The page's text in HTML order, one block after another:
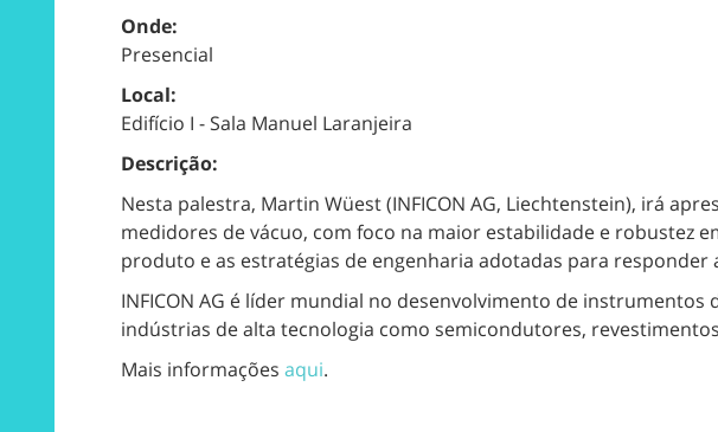
Onde:
Presencial
Local:
Edifício I - Sala Manuel Laranjeira
Descrição:
Nesta palestra, Martin Wüest (INFICON AG, Liechtenstein), irá
medidores de vácuo, com foco na maior estabilidade e robustez
produto e as estratégias de engenharia adotadas para
INFICON AG é líder mundial no desenvolvimento de
indústrias de alta tecnologia como semicondutores,
Mais informações aqui.